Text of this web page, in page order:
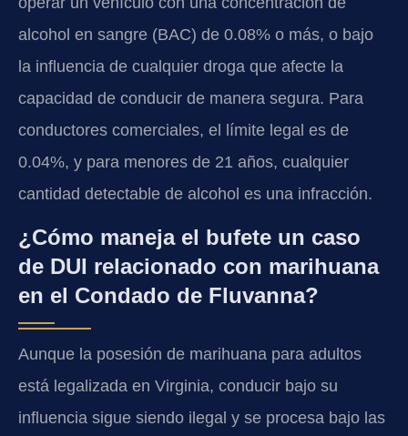
alcohol en sangre (BAC) de 0.08% o más, o bajo
la influencia de cualquier droga que afecte la
capacidad de conducir de manera segura. Para
conductores comerciales, el límite legal es de
0.04%, y para menores de 21 años, cualquier
cantidad detectable de alcohol es una infracción.
¿Cómo maneja el bufete un caso
de DUI relacionado con marihuana
en el Condado de Fluvanna?
Aunque la posesión de marihuana para adultos
está legalizada en Virginia, conducir bajo su
influencia sigue siendo ilegal y se procesa bajo las